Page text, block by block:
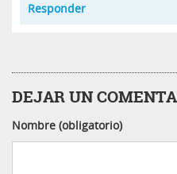
Responder
DEJAR UN
Nombre (obligatorio)